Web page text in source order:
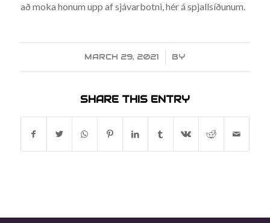
að moka honum upp af sjávarbotni, hér á spjallsíðunum.
MARCH 29, 2021
/ BY
SHARE THIS ENTRY